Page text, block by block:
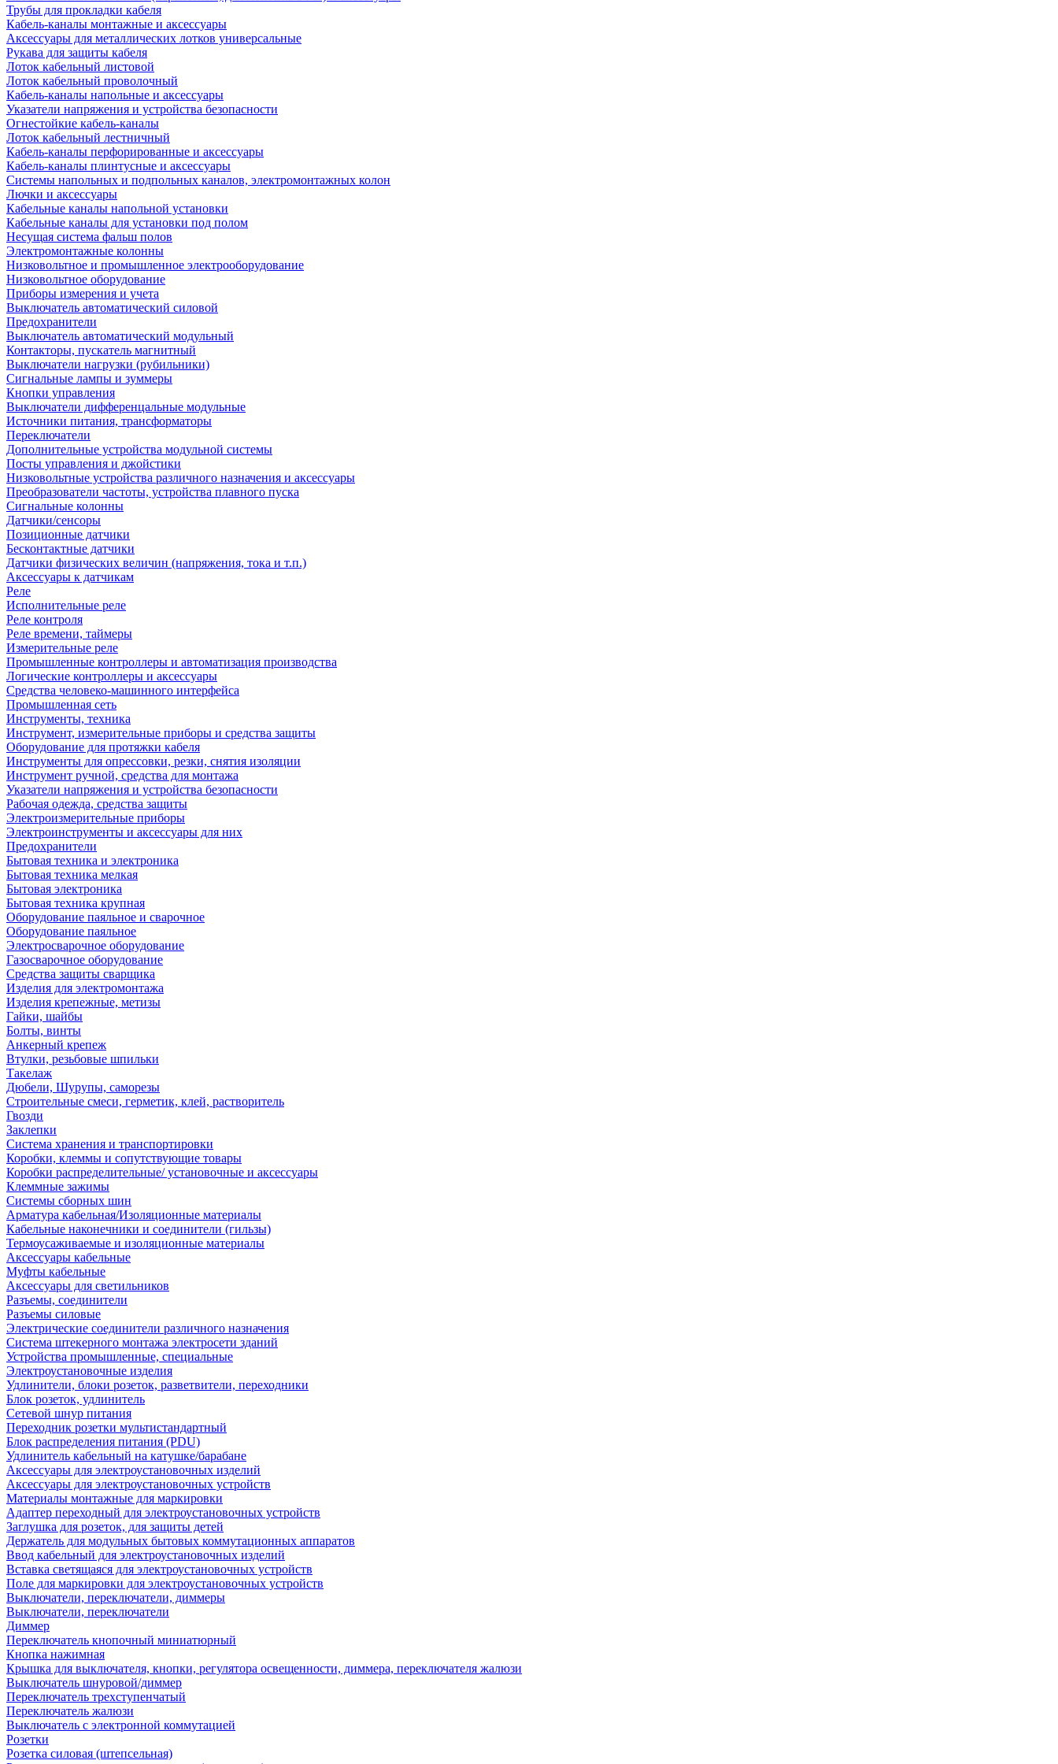
Трубы для прокладки кабеля
Кабель-каналы монтажные и аксессуары
Аксессуары для металлических лотков универсальные
Рукава для защиты кабеля
Лоток кабельный листовой
Лоток кабельный проволочный
Кабель-каналы напольные и аксессуары
Указатели напряжения и устройства безопасности
Огнестойкие кабель-каналы
Лоток кабельный лестничный
Кабель-каналы перфорированные и аксессуары
Кабель-каналы плинтусные и аксессуары
Системы напольных и подпольных каналов, электромонтажных колон
Лючки и аксессуары
Кабельные каналы напольной установки
Кабельные каналы для установки под полом
Несущая система фальш полов
Электромонтажные колонны
Низковольтное и промышленное электрооборудование
Низковольтное оборудование
Приборы измерения и учета
Выключатель автоматический силовой
Предохранители
Выключатель автоматический модульный
Контакторы, пускатель магнитный
Выключатели нагрузки (рубильники)
Сигнальные лампы и зуммеры
Кнопки управления
Выключатели дифференцальные модульные
Источники питания, трансформаторы
Переключатели
Дополнительные устройства модульной системы
Посты управления и джойстики
Низковольтные устройства различного назначения и аксессуары
Преобразователи частоты, устройства плавного пуска
Сигнальные колонны
Датчики/сенсоры
Позиционные датчики
Бесконтактные датчики
Датчики физических величин (напряжения, тока и т.п.)
Аксессуары к датчикам
Реле
Исполнительные реле
Реле контроля
Реле времени, таймеры
Измерительные реле
Промышленные контроллеры и автоматизация производства
Логические контроллеры и аксессуары
Средства человеко-машинного интерфейса
Промышленная сеть
Инструменты, техника
Инструмент, измерительные приборы и средства защиты
Оборудование для протяжки кабеля
Инструменты для опрессовки, резки, снятия изоляции
Инструмент ручной, средства для монтажа
Указатели напряжения и устройства безопасности
Рабочая одежда, средства защиты
Электроизмерительные приборы
Электроинструменты и аксессуары для них
Предохранители
Бытовая техника и электроника
Бытовая техника мелкая
Бытовая электроника
Бытовая техника крупная
Оборудование паяльное и сварочное
Оборудование паяльное
Электросварочное оборудование
Газосварочное оборудование
Средства защиты сварщика
Изделия для электромонтажа
Изделия крепежные, метизы
Гайки, шайбы
Болты, винты
Анкерный крепеж
Втулки, резьбовые шпильки
Такелаж
Дюбели, Шурупы, саморезы
Строительные смеси, герметик, клей, растворитель
Гвозди
Заклепки
Система хранения и транспортировки
Коробки, клеммы и сопутствующие товары
Коробки распределительные/ установочные и аксессуары
Клеммные зажимы
Системы сборных шин
Арматура кабельная/Изоляционные материалы
Кабельные наконечники и соединители (гильзы)
Термоусаживаемые и изоляционные материалы
Аксессуары кабельные
Муфты кабельные
Аксессуары для светильников
Разъемы, соединители
Разъемы силовые
Электрические соединители различного назначения
Система штекерного монтажа электросети зданий
Устройства промышленные, специальные
Электроустановочные изделия
Удлинители, блоки розеток, разветвители, переходники
Блок розеток, удлинитель
Сетевой шнур питания
Переходник розетки мультистандартный
Блок распределения питания (PDU)
Удлинитель кабельный на катушке/барабане
Аксессуары для электроустановочных изделий
Аксессуары для электроустановочных устройств
Материалы монтажные для маркировки
Адаптер переходный для электроустановочных устройств
Заглушка для розеток, для защиты детей
Держатель для модульных бытовых коммутационных аппаратов
Ввод кабельный для электроустановочных изделий
Вставка светящаяся для электроустановочных устройств
Поле для маркировки для электроустановочных устройств
Выключатели, переключатели, диммеры
Выключатели, переключатели
Диммер
Переключатель кнопочный миниатюрный
Кнопка нажимная
Крышка для выключателя, кнопки, регулятора освещенности, диммера, переключателя жалюзи
Выключатель шнуровой/диммер
Переключатель трехступенчатый
Переключатель жалюзи
Выключатель с электронной коммутацией
Розетки
Розетка силовая (штепсельная)